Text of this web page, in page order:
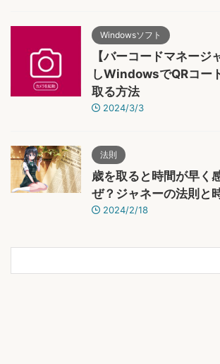
Windowsソフト
【バーコードマネージ
しWindowsでQRコー
取る方法
2024/3/3
法則
歳を取ると時間が早く
ぜ？ジャネーの法則と
2024/2/18